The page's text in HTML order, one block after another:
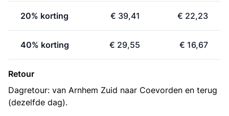
20% korting € 39,41 € 22,23
40% korting € 29,55 € 16,67
Retour
Dagretour: van Arnhem Zuid naar Coevorden en terug
(dezelfde dag).